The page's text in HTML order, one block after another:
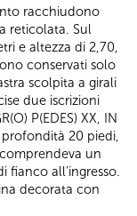
racchiudono
reticolata. Sul
e altezza di 2,70,
conservati solo
scolpita a girali
due iscrizioni
P(EDES) XX, IN
profondità 20 piedi,
un
fianco all’ingresso.
decorata con